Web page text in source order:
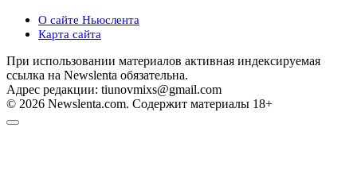
О сайте Ньюслента
Карта сайта
При использовании материалов активная индексируемая
ссылка на Newslenta обязательна.
Адрес редакции: tiunovmixs@gmail.com
© 2026 Newslenta.com. Содержит материалы 18+